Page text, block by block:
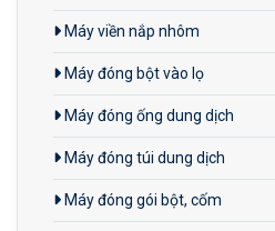
Máy viền nắp nhôm
Máy đóng bột vào lọ
Máy đóng ống dung dịch
Máy đóng túi dung dịch
Máy đóng gói bột, cốm